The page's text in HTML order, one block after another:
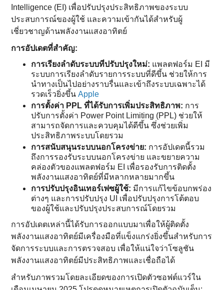
Intelligence (EI) เพื่อปรับปรุงประสิทธิภาพของระบบ
ประสบการณ์ของผู้ใช้ และความเข้ากันได้สำหรับผู้
เชี่ยวชาญด้านพลังงานแสงอาทิตย์
การอัปเดตที่สำคัญ:
การเรียงลำดับระบบที่ปรับปรุงใหม่: แพลตฟอร์ม EI มี
ระบบการเรียงลำดับรายการระบบที่ดีขึ้น ช่วยให้การ
นำทางเป็นไปอย่างราบรื่นและเข้าถึงระบบเฉพาะได้
รวดเร็วยิ่งขึ้นApple
การตั้งค่า PPL ที่ได้รับการเพิ่มประสิทธิภาพ: การ
ปรับการตั้งค่า Power Point Limiting (PPL) ช่วยให้
สามารถจัดการและควบคุมได้ดีขึ้น ซึ่งช่วยเพิ่ม
ประสิทธิภาพระบบโดยรวม
การสนับสนุนระบบนอกโครงข่าย: การอัปเดตนี้รวม
ถึงการรองรับระบบนอกโครงข่าย และขยายความ
คล่องตัวของแพลตฟอร์ม EI เพื่อรองรับการติดตั้ง
พลังงานแสงอาทิตย์ที่มีหลากหลายมากขึ้น
การปรับปรุงอินเทอร์เฟซผู้ใช้: มีการแก้ไขข้อบกพร่อง
ต่างๆ และการปรับปรุง UI เพื่อปรับปรุงการโต้ตอบ
ของผู้ใช้และปรับปรุงประสบการณ์โดยรวม
การอัปเดตเหล่านี้ได้รับการออกแบบมาเพื่อให้ผู้ติดตั้ง
พลังงานแสงอาทิตย์มีเครื่องมือที่แข็งแกร่งยิ่งขึ้นสำหรับการ
จัดการระบบและการตรวจสอบ เพื่อให้แน่ใจว่าโซลูชัน
พลังงานแสงอาทิตย์มีประสิทธิภาพและเชื่อถือได้
สำหรับภาพรวมโดยละเอียดของการเปิดตัวซอฟต์แวร์ใน